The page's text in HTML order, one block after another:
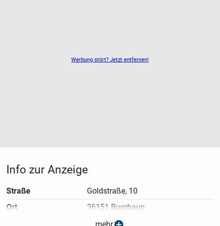
Werbung stört? Jetzt entfernen!
Info zur Anzeige
Straße
Goldstraße, 10
Ort
36151 Burghaun
Privatangebot